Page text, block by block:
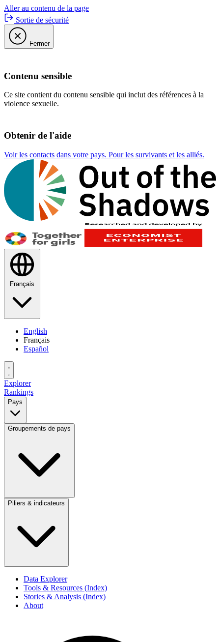
Aller au contenu de la page
Sortie de sécurité
Fermer
Contenu sensible
Ce site contient du contenu sensible qui inclut des références à la
violence sexuelle.
Obtenir de l'aide
Voir les contacts dans votre pays. Pour les survivants et les alliés.
Français
English
Français
Español
Explorer
Rankings
Pays
Groupements de pays
Piliers & indicateurs
Data Explorer
Tools & Resources (Index)
Stories & Analysis (Index)
About